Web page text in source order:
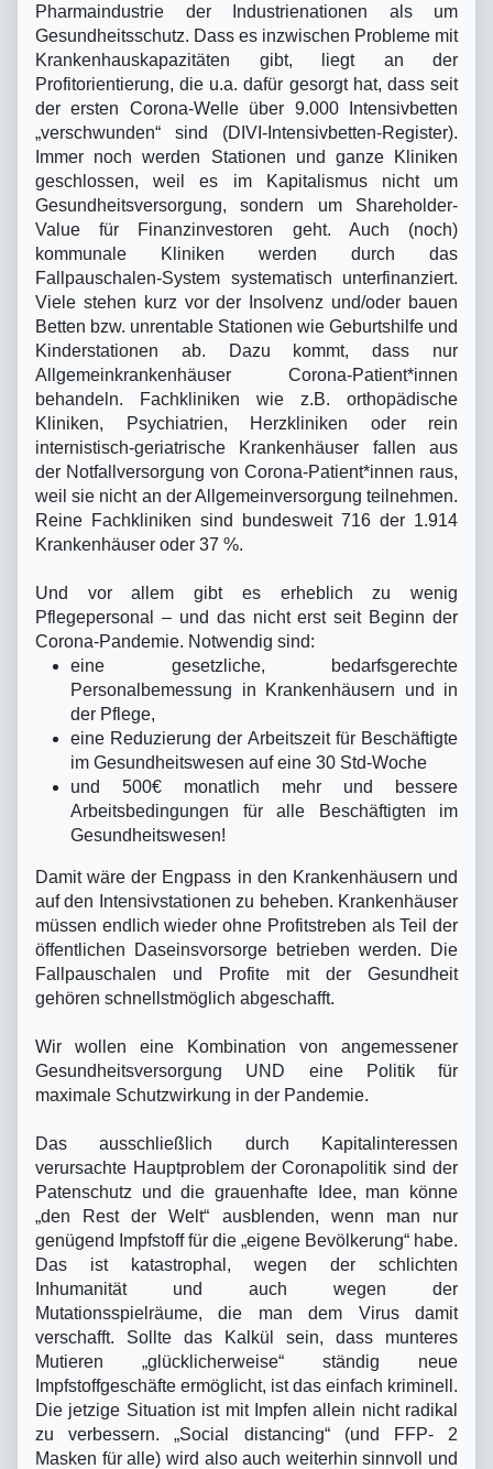
Pharmaindustrie der Industrienationen als um
Gesundheitsschutz. Dass es inzwischen Probleme mit
Krankenhauskapazitäten gibt, liegt an der
Profitorientierung, die u.a. dafür gesorgt hat, dass seit
der ersten Corona-Welle über 9.000 Intensivbetten
„verschwunden“ sind (DIVI-Intensivbetten-Register).
Immer noch werden Stationen und ganze Kliniken
geschlossen, weil es im Kapitalismus nicht um
Gesundheitsversorgung, sondern um Shareholder-
Value für Finanzinvestoren geht. Auch (noch)
kommunale Kliniken werden durch das
Fallpauschalen-System systematisch unterfinanziert.
Viele stehen kurz vor der Insolvenz und/oder bauen
Betten bzw. unrentable Stationen wie Geburtshilfe und
Kinderstationen ab. Dazu kommt, dass nur
Allgemeinkrankenhäuser Corona-Patient*innen
behandeln. Fachkliniken wie z.B. orthopädische
Kliniken, Psychiatrien, Herzkliniken oder rein
internistisch-geriatrische Krankenhäuser fallen aus
der Notfallversorgung von Corona-Patient*innen raus,
weil sie nicht an der Allgemeinversorgung teilnehmen.
Reine Fachkliniken sind bundesweit 716 der 1.914
Krankenhäuser oder 37 %.
Und vor allem gibt es erheblich zu wenig
Pflegepersonal – und das nicht erst seit Beginn der
Corona-Pandemie. Notwendig sind:
eine gesetzliche, bedarfsgerechte
Personalbemessung in Krankenhäusern und in
der Pflege,
eine Reduzierung der Arbeitszeit für Beschäftigte
im Gesundheitswesen auf eine 30 Std-Woche
und 500€ monatlich mehr und bessere
Arbeitsbedingungen für alle Beschäftigten im
Gesundheitswesen!
Damit wäre der Engpass in den Krankenhäusern und
auf den Intensivstationen zu beheben. Krankenhäuser
müssen endlich wieder ohne Profitstreben als Teil der
öffentlichen Daseinsvorsorge betrieben werden. Die
Fallpauschalen und Profite mit der Gesundheit
gehören schnellstmöglich abgeschafft.
Wir wollen eine Kombination von angemessener
Gesundheitsversorgung UND eine Politik für
maximale Schutzwirkung in der Pandemie.
Das ausschließlich durch Kapitalinteressen
verursachte Hauptproblem der Coronapolitik sind der
Patenschutz und die grauenhafte Idee, man könne
„den Rest der Welt“ ausblenden, wenn man nur
genügend Impfstoff für die „eigene Bevölkerung“ habe.
Das ist katastrophal, wegen der schlichten
Inhumanität und auch wegen der
Mutationsspielräume, die man dem Virus damit
verschafft. Sollte das Kalkül sein, dass munteres
Mutieren „glücklicherweise“ ständig neue
Impfstoffgeschäfte ermöglicht, ist das einfach kriminell.
Die jetzige Situation ist mit Impfen allein nicht radikal
zu verbessern. „Social distancing“ (und FFP- 2
Masken für alle) wird also auch weiterhin sinnvoll und